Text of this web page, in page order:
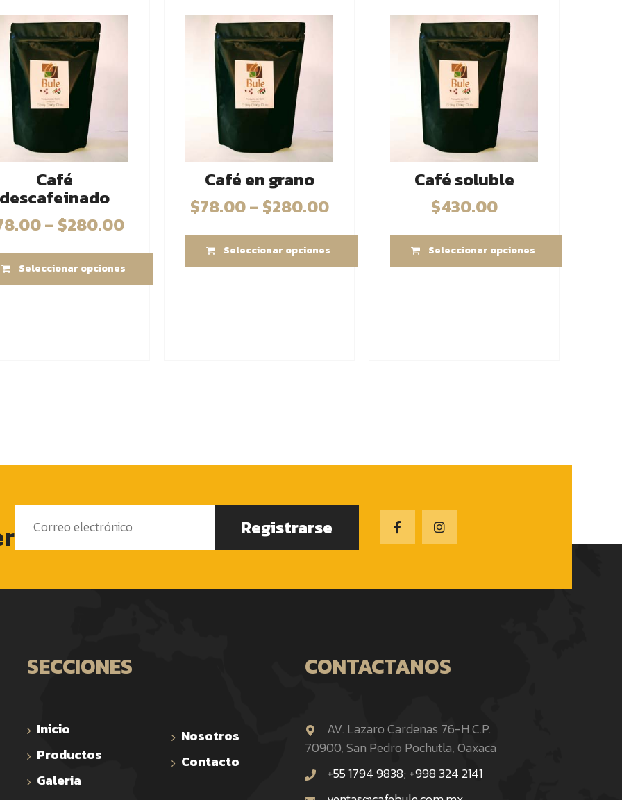
Café
descafeinado
– $280.00
Seleccionar opciones
Café en grano
$78.00– $280.00
Seleccionar opciones
Café soluble
$430.00
Seleccionar opciones
Registrarse
SECCIONES
Inicio
Productos
Galeria
Nosotros
Contacto
CONTACTANOS
AV. Lazaro Cardenas 76-H C.P.
70900, San Pedro Pochutla, Oaxaca
+55 1794 9838; +998 324 2141